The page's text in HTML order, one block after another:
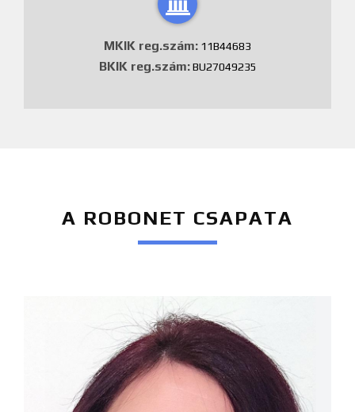
MKIK reg.szám: 11B44683
BKIK reg.szám:BU27049235
A ROBONET CSAPATA